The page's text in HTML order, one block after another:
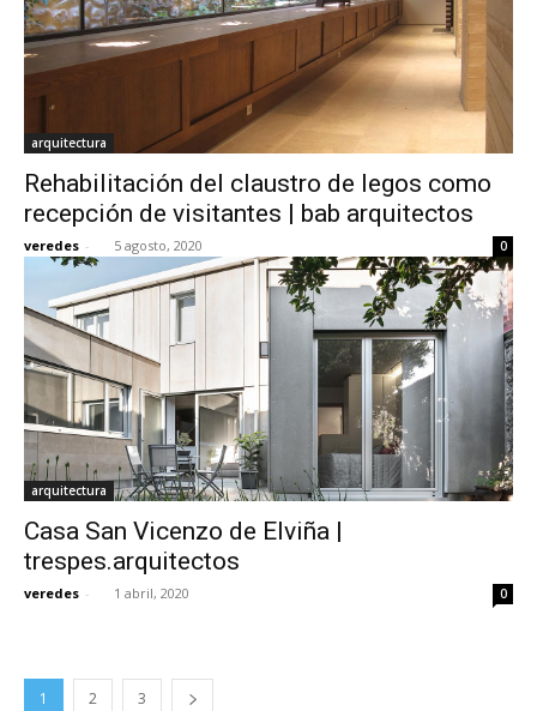
arquitectura
Rehabilitación del claustro de legos como
recepción de visitantes | bab arquitectos
veredes - 5 agosto, 2020 0
arquitectura
Casa San Vicenzo de Elviña |
trespes.arquitectos
veredes - 1 abril, 2020 0
1 2 3